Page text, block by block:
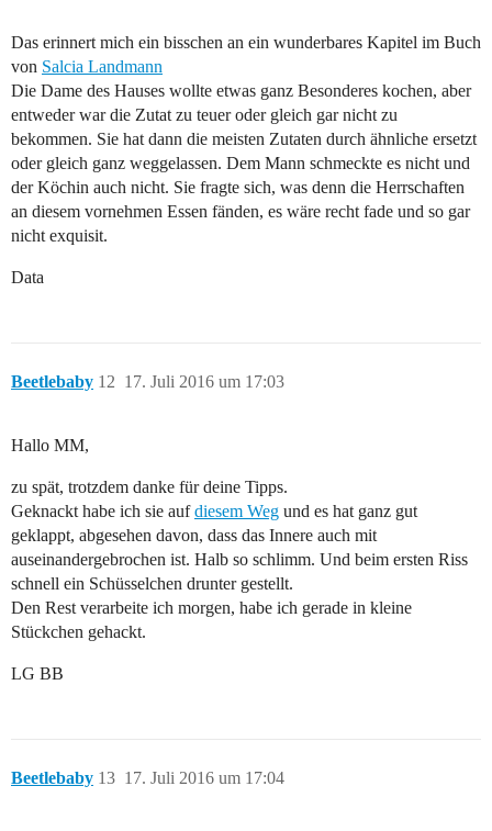
Das erinnert mich ein bisschen an ein wunderbares Kapitel im Buch
von Salcia Landmann
Die Dame des Hauses wollte etwas ganz Besonderes kochen, aber
entweder war die Zutat zu teuer oder gleich gar nicht zu
bekommen. Sie hat dann die meisten Zutaten durch ähnliche ersetzt
oder gleich ganz weggelassen. Dem Mann schmeckte es nicht und
der Köchin auch nicht. Sie fragte sich, was denn die Herrschaften
an diesem vornehmen Essen fänden, es wäre recht fade und so gar
nicht exquisit.
Data
Beetlebaby 17. Juli 2016 um 17:03
12
Hallo MM,
zu spät, trotzdem danke für deine Tipps.
Geknackt habe ich sie aufdiesem Weg und es hat ganz gut
geklappt, abgesehen davon, dass das Innere auch mit
auseinandergebrochen ist. Halb so schlimm. Und beim ersten Riss
schnell ein Schüsselchen drunter gestellt.
Den Rest verarbeite ich morgen, habe ich gerade in kleine
Stückchen gehackt.
LG BB
Beetlebaby 17. Juli 2016 um 17:04
13